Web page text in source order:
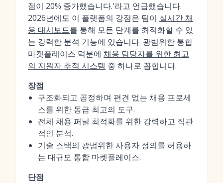
점이 20% 증가했습니다.'라고 언급했습니다.
2026년에도 이 플랫폼의 강점은 팀이 실시간 채
용 대시보드를 통해 모든 단계를 최적화할 수 있
는 강력한 분석 기능에 있습니다. 광범위한 통합
마켓플레이스 덕분에 채용 담당자를 위한 최고
의 지원자 추적 시스템 중 하나로 꼽힙니다.
장점
구조화되고 공정하며 편견 없는 채용 프로세
스를 위한 동급 최고의 도구.
전체 채용 퍼널 최적화를 위한 강력하고 직관
적인 분석.
기술 스택의 광범위한 사용자 정의를 허용하
는 대규모 통합 마켓플레이스.
단점